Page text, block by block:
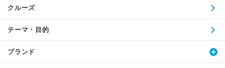
クルーズ
テーマ・目的
ブランド